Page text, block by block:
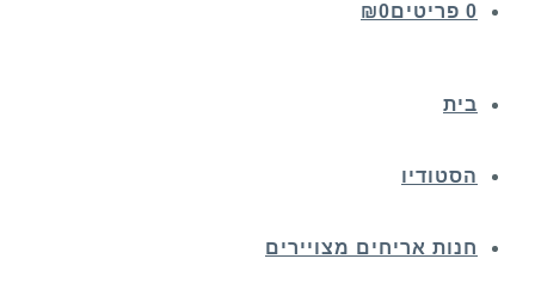
0 פריטים ₪0
בית
הסטודיו
חנות אריחים מצויירים